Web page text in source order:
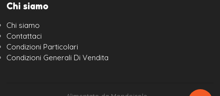
Chi siamo
Chi siamo
Contattaci
Condizioni Particolari
Condizioni Generali Di Vendita